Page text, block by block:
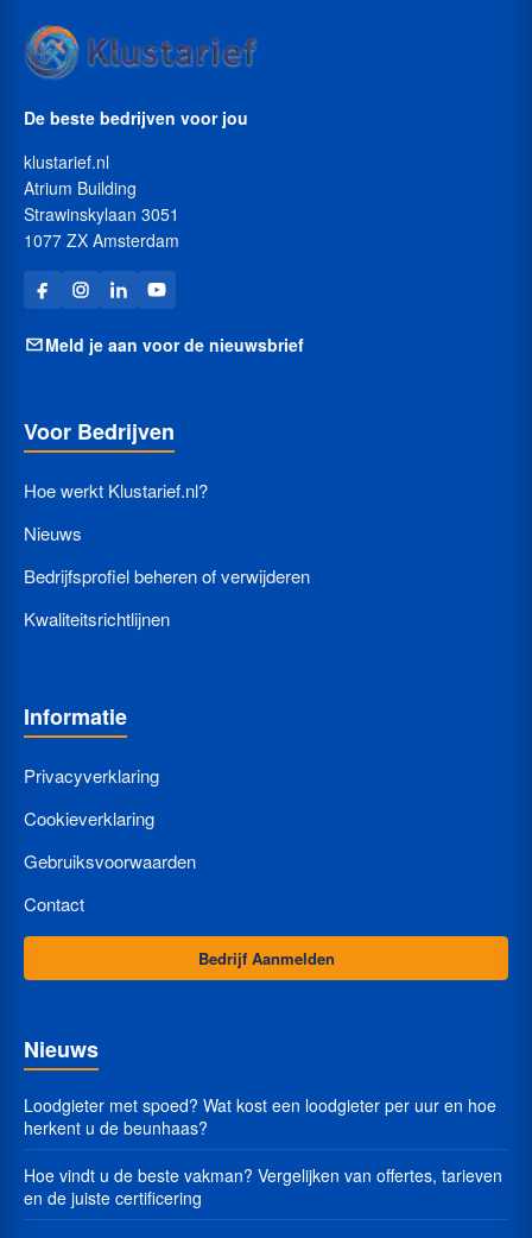
De beste bedrijven voor jou
klustarief.nl
Atrium Building
Strawinskylaan 3051
1077 ZX Amsterdam
Meld je aan voor de nieuwsbrief
Voor Bedrijven
Hoe werkt Klustarief.nl?
Nieuws
Bedrijfsprofiel beheren of verwijderen
Kwaliteitsrichtlijnen
Informatie
Privacyverklaring
Cookieverklaring
Gebruiksvoorwaarden
Contact
Bedrijf Aanmelden
Nieuws
Loodgieter met spoed? Wat kost een loodgieter per uur en hoe
herkent u de beunhaas?
Hoe vindt u de beste vakman? Vergelijken van offertes, tarieven
en de juiste certificering